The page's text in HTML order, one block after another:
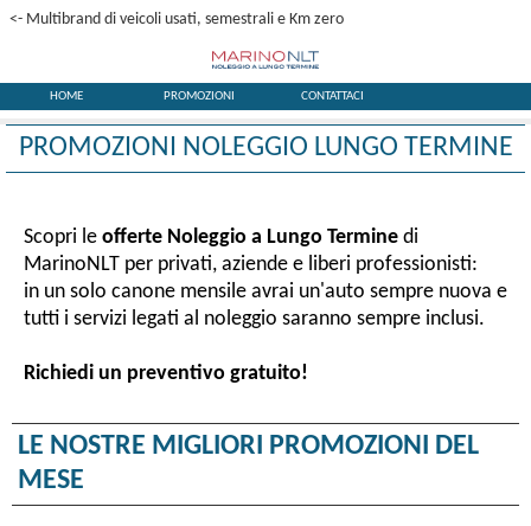
<- Multibrand di veicoli usati, semestrali e Km zero
HOME PROMOZIONI CONTATTACI
PROMOZIONI NOLEGGIO LUNGO TERMINE
Scopri le offerte Noleggio a Lungo Termine di
MarinoNLT per privati, aziende e liberi professionisti:
in un solo canone mensile avrai un'auto sempre nuova e
tutti i servizi legati al noleggio saranno sempre inclusi.
Richiedi un preventivo gratuito!
LE NOSTRE MIGLIORI PROMOZIONI DEL
MESE